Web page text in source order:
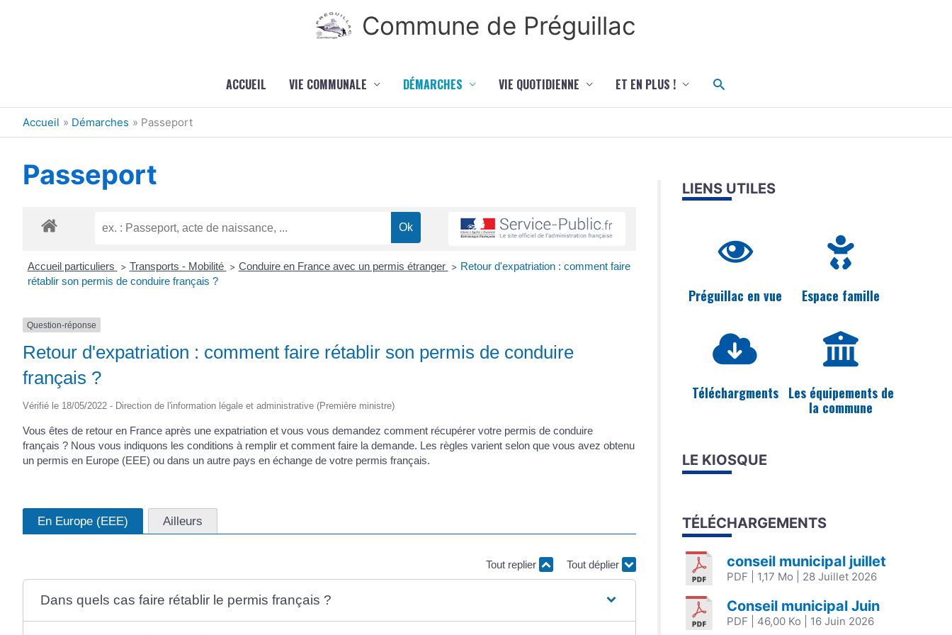
Commune de Préguillac
ACCUEIL VIE COMMUNALE DÉMARCHES VIE QUOTIDIENNE ET EN PLUS ! Rechercher
Accueil Démarches Passeport
Passeport
Accueil particuliers > Transports - Mobilité > Conduire en France avec un permis étranger > Retour d'expatriation : comment faire
rétablir son permis de conduire français ?
Question-réponse
Retour d'expatriation : comment faire rétablir son permis de conduire
français ?
Vérifié le 18/05/2022 - Direction de l'information légale et administrative (Première ministre)
Vous êtes de retour en France après une expatriation et vous vous demandez comment récupérer votre permis de conduire
français ? Nous vous indiquons les conditions à remplir et comment faire la demande. Les règles varient selon que vous avez obtenu
un permis en Europe (EEE) ou dans un autre pays en échange de votre permis français.
En Europe (EEE) Ailleurs
Tout replier Tout déplier
Dans quels cas faire rétablir le permis français ?
LIENS UTILES
Préguillac en vue Espace famille
Téléchargments Les équipements de
la commune
LE KIOSQUE
TÉLÉCHARGEMENTS
conseil municipal juillet
PDF | 1,17 Mo | 28 Juillet 2026
Conseil municipal Juin
PDF | 46,00 Ko | 16 Juin 2026